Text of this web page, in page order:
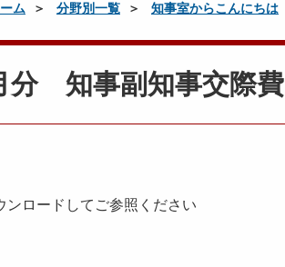
ム 分野別一覧 知事室からこんにちは
分 知事副知事交際費
ロードしてご参照ください